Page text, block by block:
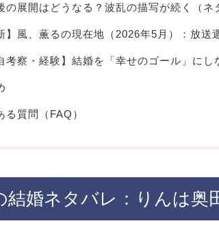
の展開はどうなる？波乱の描写が続く（ネ
】風、薫るの現在地（2026年5月）：放送
考察・経験】結婚を「幸せのゴール」にし
る質問（FAQ）
結婚ネタバレ：りんは奥